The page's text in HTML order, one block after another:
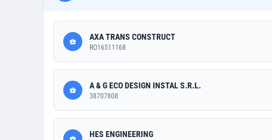
AXA TRANS CONSTRUCT
RO16511168
A & G ECO DESIGN INSTAL S.R.L.
38707808
HES ENGINEERING